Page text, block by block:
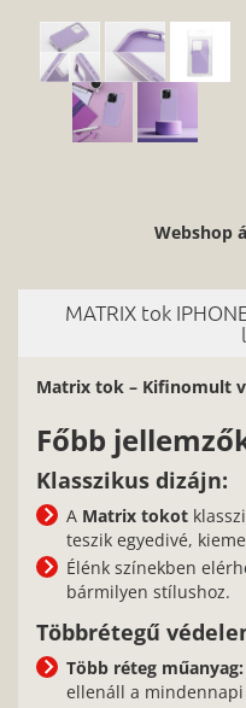
Webshop
MATRIX tok
Matrix tok – Kifinomult
Főbb
Klasszikus dizájn:
A Matrix tokot
teszik egyedivé,
Élénk színekben
bármilyen stílushoz.
Többrétegű
Több réteg műanyag:
ellenáll a